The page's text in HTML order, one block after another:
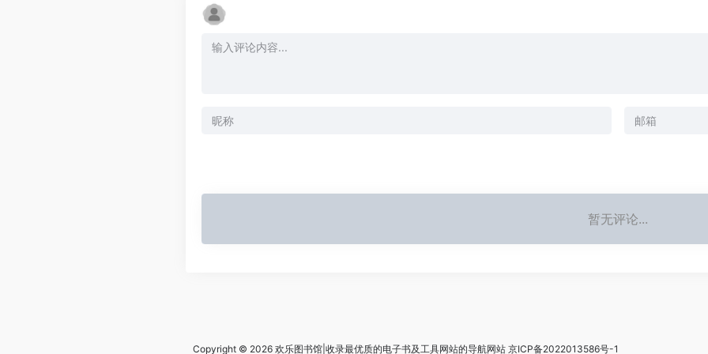
暂无评论...
Copyright © 2026 欢乐图书馆|收录最优质的电子书及工具网站的导航网站 京ICP备2022013586号-1